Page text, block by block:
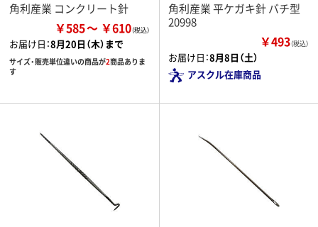
角利産業 コンクリート針
￥585 ￥610
お届け日：8月20日（木）まで
サイズ・販売単位違いの商品が2商品ありま
す
角利産業 平ケガキ針 バチ型
20998
￥493（税込）
お届け日：8月8日（土）
アスクル在庫商品